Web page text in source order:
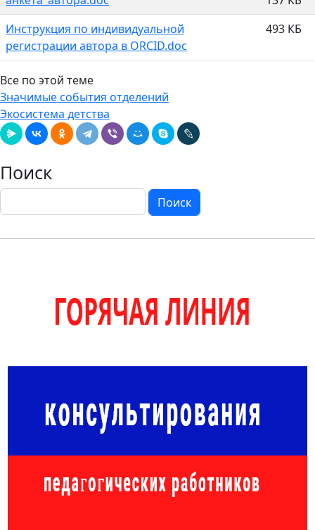
Инструкция по индивидуальной
регистрации автора в ORCID.doc
493 КБ
Все по этой теме
Значимые события отделений
Экосистема детства
Поиск
Поиск